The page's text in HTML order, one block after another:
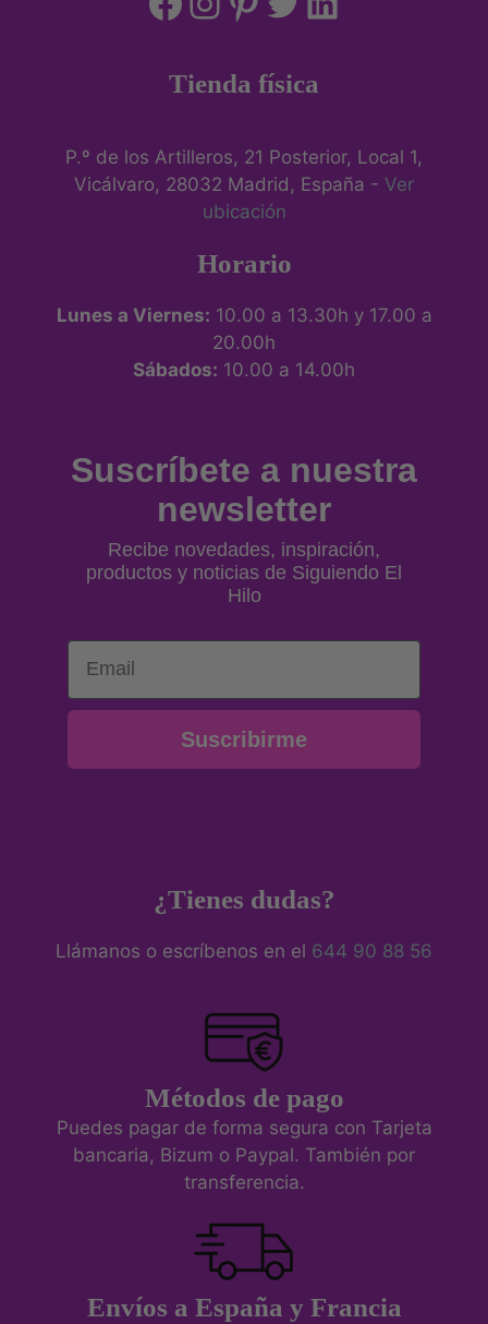
Tienda física
P.º de los Artilleros, 21 Posterior, Local 1,
Vicálvaro, 28032 Madrid, España - Ver
ubicación
Horario
Lunes a Viernes: 10.00 a 13.30h y 17.00 a
20.00h
Sábados: 10.00 a 14.00h
Suscríbete a nuestra
newsletter
Recibe novedades, inspiración,
productos y noticias de Siguiendo El
Hilo
Email
Suscribirme
¿Tienes dudas?
Llámanos o escríbenos en el 644 90 88 56
Métodos de pago
Puedes pagar de forma segura con Tarjeta
bancaria, Bizum o Paypal. También por
transferencia.
Envíos a España y Francia